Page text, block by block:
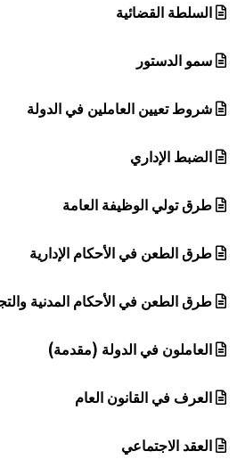
السلطة القضائية
سمو الدستور
شروط تعيين العاملين في الدولة
الضبط الإداري
طرق تولي الوظيفة العامة
طرق الطعن في الأحكام الإدارية
طرق الطعن في الأحكام المدنية
العاملون في الدولة (مقدمة)
العرف في القانون العام
العقد الاجتماعي